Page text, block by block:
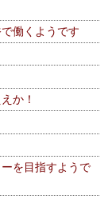
働くようです
か！
を目指すようで